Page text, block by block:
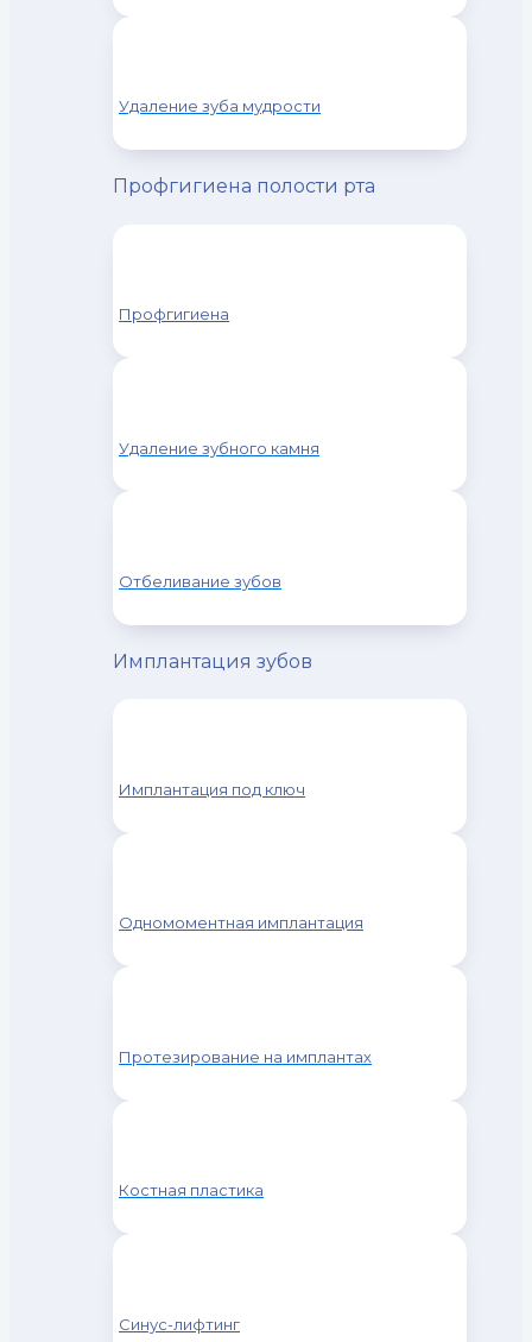
Удаление зуба мудрости
Профгигиена полости рта
Профгигиена
Удаление зубного камня
Отбеливание зубов
Имплантация зубов
Имплантация под ключ
Одномоментная имплантация
Протезирование на имплантах
Костная пластика
Синус-лифтинг